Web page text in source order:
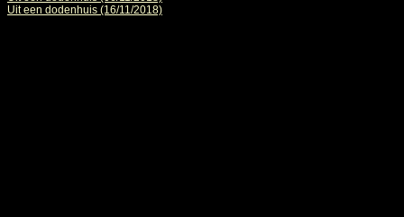
Uit een dodenhuis (16/11/2018)